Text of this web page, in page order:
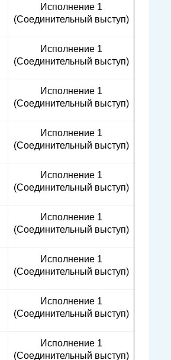
Исполнение 1
(Соединительный выступ)
Исполнение 1
(Соединительный выступ)
Исполнение 1
(Соединительный выступ)
Исполнение 1
(Соединительный выступ)
Исполнение 1
(Соединительный выступ)
Исполнение 1
(Соединительный выступ)
Исполнение 1
(Соединительный выступ)
Исполнение 1
(Соединительный выступ)
Исполнение 1
(Соединительный выступ)